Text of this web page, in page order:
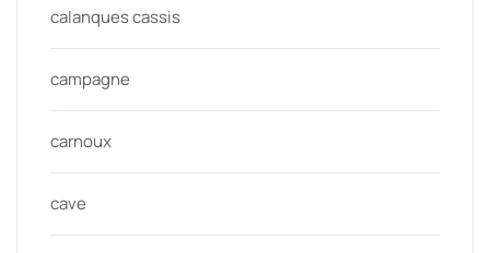
calanques cassis
campagne
carnoux
cave